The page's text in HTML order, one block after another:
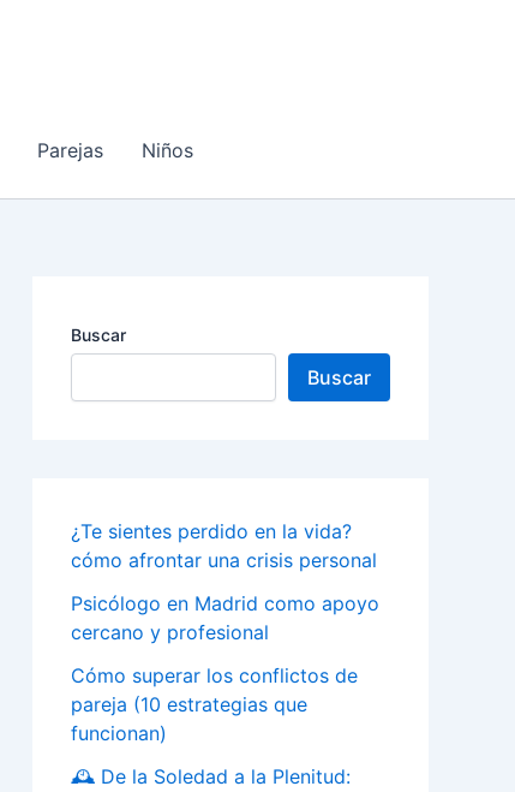
Parejas Niños
Buscar
Buscar
¿Te sientes perdido en la vida?
cómo afrontar una crisis personal
Psicólogo en Madrid como apoyo
cercano y profesional
Cómo superar los conflictos de
pareja (10 estrategias que
funcionan)
🕰️ De la Soledad a la Plenitud: